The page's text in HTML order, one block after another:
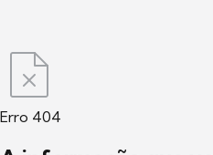
Erro 404